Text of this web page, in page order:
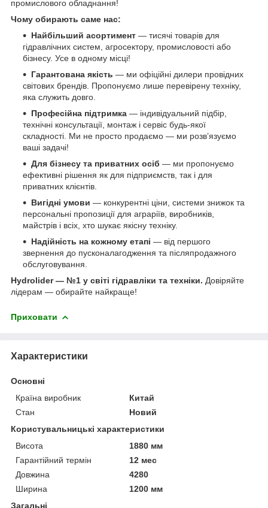
промислового обладнання!
Чому обирають саме нас:
Найбільший асортимент — тисячі товарів для
гідравлічних систем, агросектору, промисловості або
бізнесу. Усе в одному місці!
Гарантована якість — ми офіційні дилери провідних
світових брендів. Пропонуємо лише перевірену техніку,
яка служить довго.
Професійна підтримка — індивідуальний підбір,
технічні консультації, монтаж і сервіс будь-якої
складності. Ми не просто продаємо — ми розв’язуємо
ваші задачі!
Для бізнесу та приватних осіб — ми пропонуємо
ефективні рішення як для підприємств, так і для
приватних клієнтів.
Вигідні умови — конкурентні ціни, системи знижок та
персональні пропозиції для аграріїв, виробників,
майстрів і всіх, хто шукає якісну техніку.
Надійність на кожному етапі — від першого
звернення до пусконалагодження та післяпродажного
обслуговування.
Hydrolider — №1 у світі гідравліки та техніки. Довіряйте
лідерам — обирайте найкраще!
Приховати
Характеристики
Основні
Країна виробник
Китай
Стан
Новий
Користувальницькі характеристики
Висота
1880 мм
Гарантійний термін
12 мес
Довжина
4280
Ширина
1200 мм
Загальні